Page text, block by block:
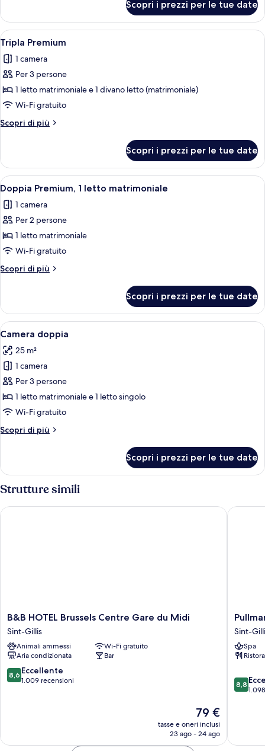
2
letti
singoli
Scopri i prezzi per le tue date
Apri
tutte
le
foto
per
Tripla
Premium
Una moderna camera d'hotel con
7
Tripla Premium
1 camera
Per 3 persone
1 letto matrimoniale e 1 divano letto (matrimoniale)
Wi-Fi gratuito
Scopri di più
Altri
Premium
Scopri i prezzi per le tue date
Apri
tutte
le
foto
per
Doppia
Premium,
1
matrimoniale
Una camera d'albergo con un letto,
7
Doppia Premium, 1 letto matrimoniale
1 camera
Per 2 persone
1 letto matrimoniale
Wi-Fi gratuito
Scopri di più
Altri
Premium,
letto
matrimoniale
Scopri i prezzi per le tue date
Apri
tutte
le
foto
per
Camera
doppia
Camera d'albergo con due letti, una
9
Camera doppia
25 m²
1 camera
Per 3 persone
1 letto matrimoniale e 1 letto singolo
Wi-Fi gratuito
Scopri di più
Altri
doppia
Scopri i prezzi per le tue date
Strutture simili
B&B
HOTEL
Brussels
Centre
Gare
du
Midi
B&B HOTEL Brussels Centre Gare du Midi
Sint-Gillis
Animali ammessi
Wi-Fi gratuito
Aria condizionata
Bar
8.6
su
8,6 Eccellente
1.009 recensioni
Il
prezzo
attuale
79 €
tasse e oneri inclusi
23 ago - 24 ago
B&B HOTEL Brussels Centre Gare du Midi
Pullman
Brussels
Centre
Midi
Sint-
Sint-
Spa
8.8
su
8,8
Pullman